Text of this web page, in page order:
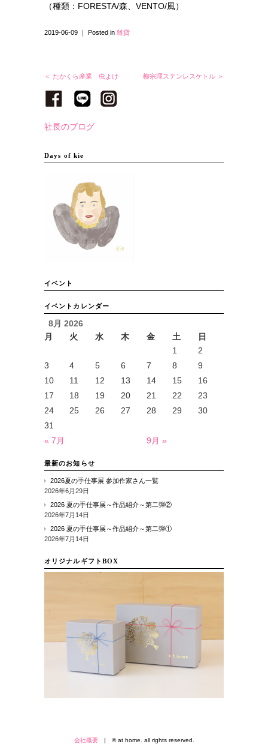
（種類：FORESTA/森、VENTO/風）
2019-06-09 ｜ Posted in 雑貨
＜ たかくら産業 虫よけ 柳宗理ステンレスケトル ＞
社長のブログ
Days of kie
イベント
イベントカレンダー
8月 2026
月
火 水 木 金 土
日
1
2
3
4 5 6 7 8
9
10
11 12 13 14 15
16
17
18 19 20 21 22
23
24
25 26 27 28 29
30
31
« 7月
9月 »
最新のお知らせ
2026夏の手仕事展 参加作家さん一覧
2026年6月29日
2026 夏の手仕事展～作品紹介～第二弾②
2026年7月14日
2026 夏の手仕事展～作品紹介～第二弾①
2026年7月14日
オリジナルギフトBOX
会社概要| © at home. all rights reserved.